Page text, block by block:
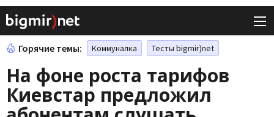
Горячие темы: Коммуналка Тесты bigmir)net
На фоне роста тарифов
Киевстар предложил